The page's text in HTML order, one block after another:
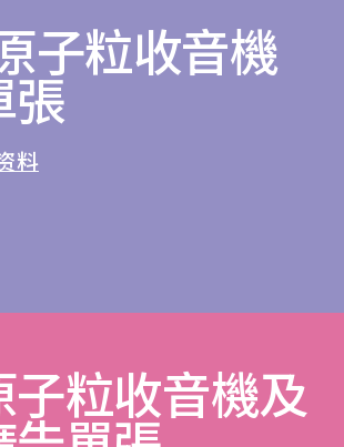
子粒收音機
張
料
子粒收音機及